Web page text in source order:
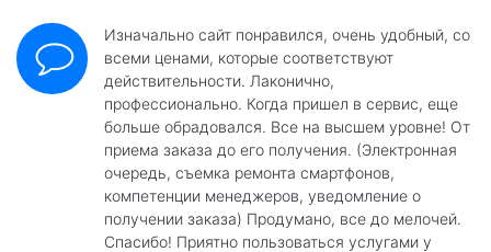
Изначально сайт понравился, очень удобный, со
всеми ценами, которые соответствуют
действительности. Лаконично,
профессионально. Когда пришел в сервис, еще
больше обрадовался. Все на высшем уровне! От
приема заказа до его получения. (Электронная
очередь, съемка ремонта смартфонов,
компетенции менеджеров, уведомление о
получении заказа) Продумано, все до мелочей.
Спасибо! Приятно пользоваться услугами у